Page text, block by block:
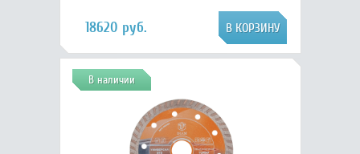
18620 руб.
В наличии